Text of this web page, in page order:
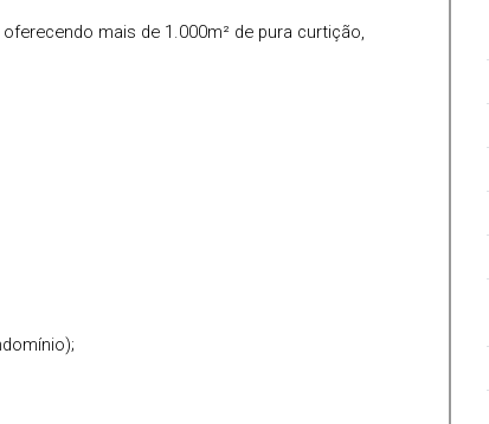
mais de 1.000m² de pura curtição,